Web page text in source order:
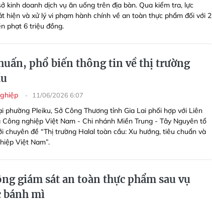
kinh doanh dịch vụ ăn uống trên địa bàn. Qua kiểm tra, lực
hiện và xử lý vi phạm hành chính về an toàn thực phẩm đối với 2
phạt 6 triệu đồng.
phổ biến thông tin về thị trường
11/06/2026 6:07
phường Pleiku, Sở Công Thương tỉnh Gia Lai phối hợp với Liên
nghiệp Việt Nam - Chi nhánh Miền Trung - Tây Nguyên tổ
chuyên đề “Thị trường Halal toàn cầu: Xu hướng, tiêu chuẩn và
Việt Nam”.
giám sát an toàn thực phẩm sau vụ
bánh mì